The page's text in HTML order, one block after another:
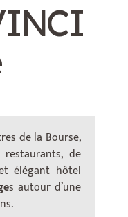
de la Bourse,
de
élégant hôtel
s autour d’une
chaque salle
électrique, un